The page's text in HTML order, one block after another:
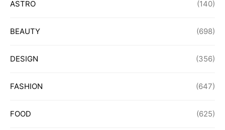
ASTRO (140)
BEAUTY (698)
DESIGN (356)
FASHION (647)
FOOD (625)